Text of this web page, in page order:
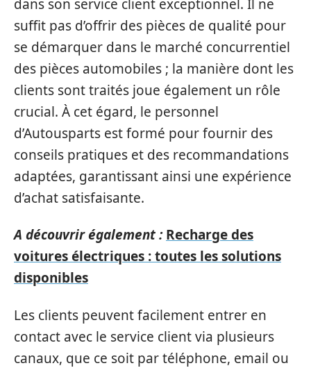
dans son service client exceptionnel. Il ne
suffit pas d’offrir des pièces de qualité pour
se démarquer dans le marché concurrentiel
des pièces automobiles ; la manière dont les
clients sont traités joue également un rôle
crucial. À cet égard, le personnel
d’Autousparts est formé pour fournir des
conseils pratiques et des recommandations
adaptées, garantissant ainsi une expérience
d’achat satisfaisante.
A découvrir également : Recharge des
voitures électriques : toutes les solutions
disponibles
Les clients peuvent facilement entrer en
contact avec le service client via plusieurs
canaux, que ce soit par téléphone, email ou